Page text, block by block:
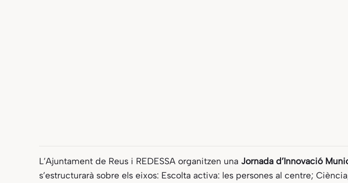
L’Ajuntament de Reus i REDESSA organitzen una Jornada d’Innovació
s’estructurarà sobre els eixos: Escolta activa: les persones al centre;